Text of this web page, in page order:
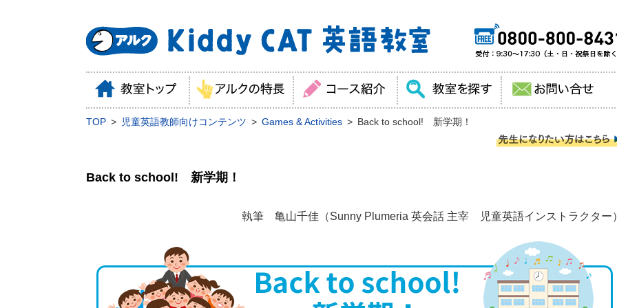
TOP 児童英語教師向けコンテンツ Games & Activities Back to school! 新学期！
Back to school! 新学期！
執筆 亀山千佳（Sunny Plumeria 英会話 主宰 児童英語インストラクター